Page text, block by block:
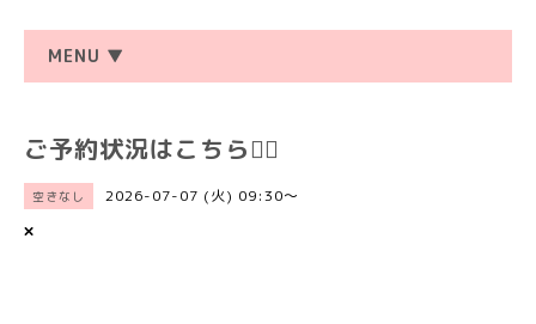
MENU ▼
ご予約状況はこちら💁‍♀️
空きなし 2026-07-07 (火) 09:30～
×